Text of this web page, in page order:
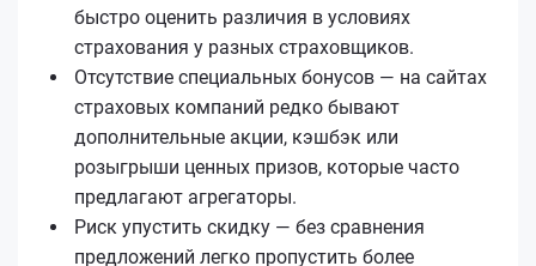
быстро оценить различия в условиях
страхования у разных страховщиков.
Отсутствие специальных бонусов — на сайтах
страховых компаний редко бывают
дополнительные акции, кэшбэк или
розыгрыши ценных призов, которые часто
предлагают агрегаторы.
Риск упустить скидку — без сравнения
предложений легко пропустить более